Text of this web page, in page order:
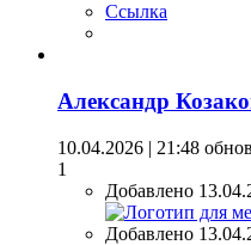
Ссылка
Александр
10.04.2026 | 21:48
1
Добавлено
Добавлено